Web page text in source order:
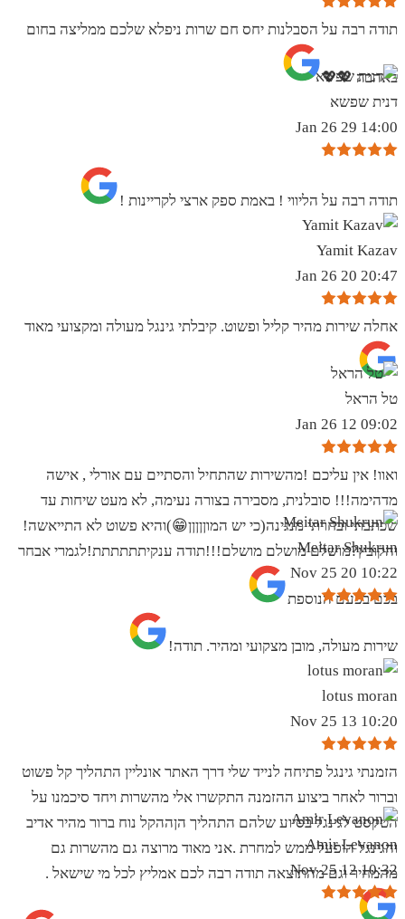
תודה רבה על הסבלנות יחס חם שרות ניפלא שלכם ממליצה בחום
באהבה 💖💖
דנית שפשא
14:00 29 Jan 26
תודה רבה על הליווי ! באמת ספק ארצי לקריינות !
Yamit Kazav
20:47 20 Jan 26
אחלה שירות מהיר קליל ופשוט. קיבלתי גינגל מעולה ומקצועי מאוד
טל הראל
09:02 12 Jan 26
ואוו! אין עליכם !מהשירות שהתחיל והסתיים עם אורלי , אישה
מדהימה!!! סובלנית, מסבירה בצורה נעימה, לא מעט שיחות עד
שכתבתי ובחרתי מנגינה(כי יש המוןןןןן😁)והיא פשוט לא התייאשה!
והקובץ?מושלם מושלם מושלם!!!תודה ענקיתתתתתת!לגמרי אבחר
בכם בפעם הנוספת
Meitar Shukrun
10:22 20 Nov 25
שירות מעולה, מובן מצקועי ומהיר. תודה!
lotus moran
10:20 13 Nov 25
הזמנתי גינגל פתיחה לנייד שלי דרך האתר אונליין התהליך קל פשוט
וברור לאחר ביצוע ההזמנה התקשרו אלי מהשרות ויחד סיכמנו על
הטקסט לגינגל בסיוע שלהם התהליך הןההקל נוח ברור מהיר אדיב
והגינגל הופעל ממש למחרת .אני מאוד מרוצה גם מהשרות גם
מהמחיר וגם מהתוצאה תודה רבה לכם אמליץ לכל מי שישאל .
Amir Levanon
10:32 12 Nov 25